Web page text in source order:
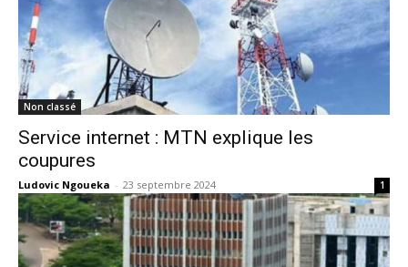
Non classé
Service internet : MTN explique les
coupures
Ludovic Ngoueka - 23 septembre 2024 1